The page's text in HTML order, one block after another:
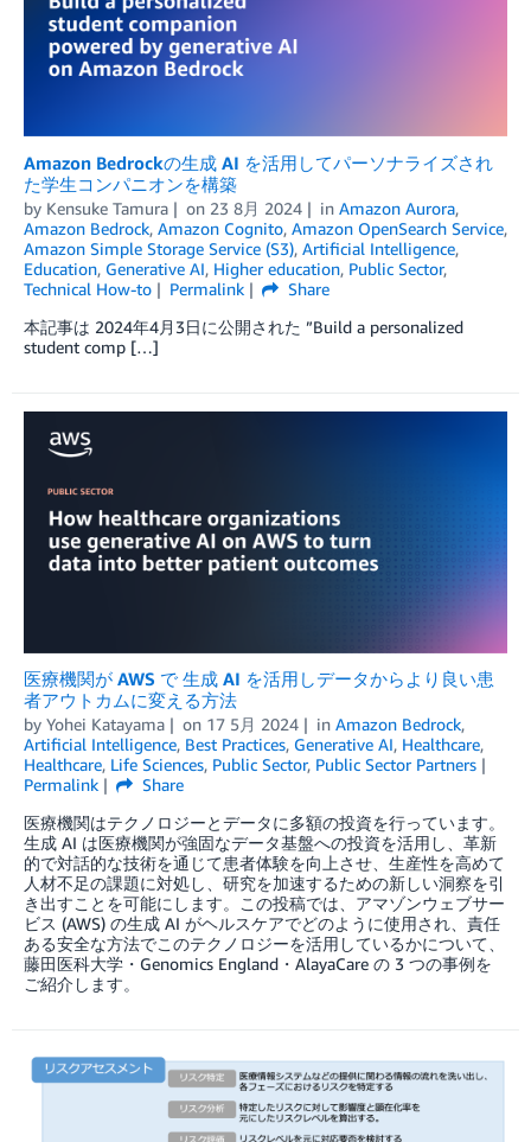
Amazon Bedrockの生成 AI を活用してパーソナライズされ
た学生コンパニオンを構築
by Kensuke Tamura on 23 8月 2024 in Amazon Aurora,
Amazon Bedrock, Amazon Cognito, Amazon OpenSearch Service,
Amazon Simple Storage Service (S3), Artificial Intelligence,
Education, Generative AI, Higher education, Public Sector,
Technical How-to
Permalink
Share
本記事は 2024年4月3日に公開された ”Build a personalized
student comp […]
医療機関が AWS で 生成 AI を活用しデータからより良い患
者アウトカムに変える方法
by Yohei Katayama on 17 5月 2024 in Amazon Bedrock,
Artificial Intelligence, Best Practices, Generative AI, Healthcare,
Healthcare, Life Sciences, Public Sector, Public Sector Partners
Permalink
Share
医療機関はテクノロジーとデータに多額の投資を行っています。
生成 AI は医療機関が強固なデータ基盤への投資を活用し、革新
的で対話的な技術を通じて患者体験を向上させ、生産性を高めて
人材不足の課題に対処し、研究を加速するための新しい洞察を引
き出すことを可能にします。この投稿では、アマゾンウェブサー
ビス (AWS) の生成 AI がヘルスケアでどのように使用され、責任
ある安全な方法でこのテクノロジーを活用しているかについて、
藤田医科大学・Genomics England・AlayaCare の 3 つの事例を
ご紹介します。